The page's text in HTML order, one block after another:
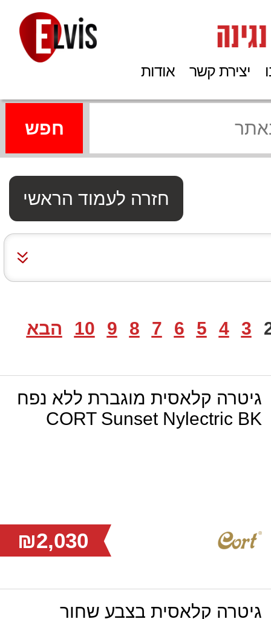
יצירת קשר אודות
חזרה לעמוד הראשי
3
4
5
6
7
8
9
10 הבא
גיטרה קלאסית מוגברת ללא נפח
CORT Sunset Nylectric BK
₪2,030
גיטרה קלאסית בצבע שחור